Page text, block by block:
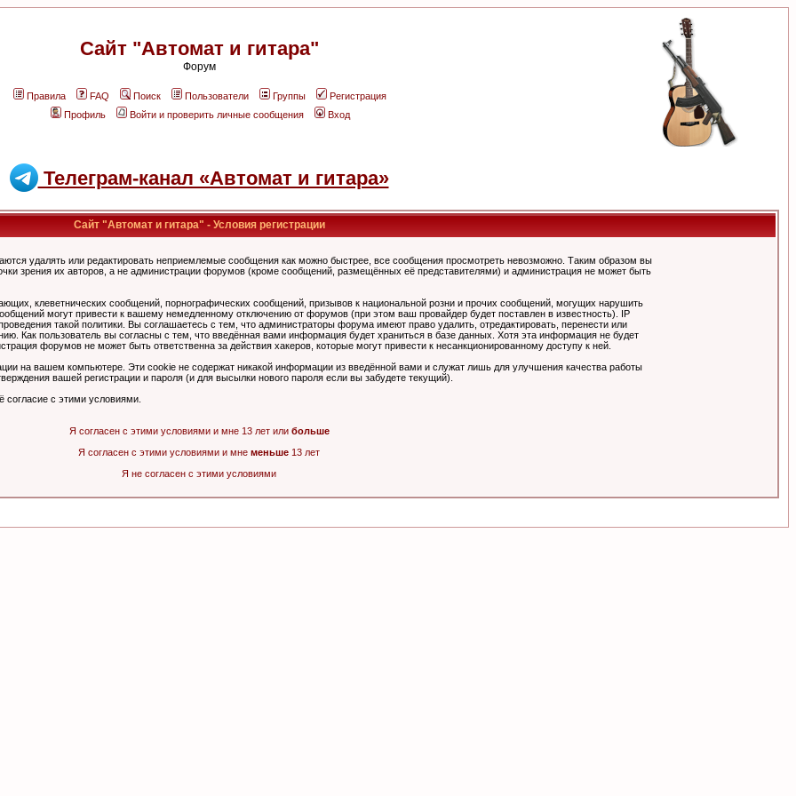
Сайт "Автомат и гитара"
Форум
Правила FAQ Поиск Пользователи Группы
Регистрация
Профиль
Войти и проверить личные сообщения Вход
Телеграм-канал «Автомат и гитара»
Сайт "Автомат и гитара" - Условия регистрации
удалять или редактировать неприемлемые сообщения как можно быстрее, все сообщения просмотреть невозможно. Таким образом вы
зрения их авторов, а не администрации форумов (кроме сообщений, размещённых её представителями) и администрация не может быть
клеветнических сообщений, порнографических сообщений, призывов к национальной розни и прочих сообщений, могущих нарушить
могут привести к вашему немедленному отключению от форумов (при этом ваш провайдер будет поставлен в известность). IP
такой политики. Вы соглашаетесь с тем, что администраторы форума имеют право удалить, отредактировать, перенести или
Как пользователь вы согласны с тем, что введённая вами информация будет храниться в базе данных. Хотя эта информация не будет
форумов не может быть ответственна за действия хакеров, которые могут привести к несанкционированному доступу к ней.
на вашем компьютере. Эти cookie не содержат никакой информации из введённой вами и служат лишь для улучшения качества работы
вашей регистрации и пароля (и для высылки нового пароля если вы забудете текущий).
согласие с этими условиями.
Я согласен с этими условиями и мне 13 лет или больше
Я согласен с этими условиями и мне меньше 13 лет
Я не согласен с этими условиями